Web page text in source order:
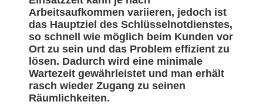
Arbeitsaufkommen variieren, jedoch ist
das Hauptziel des Schlüsselnotdienstes,
so schnell wie möglich beim Kunden vor
Ort zu sein und das Problem effizient zu
lösen. Dadurch wird eine minimale
Wartezeit gewährleistet und man erhält
rasch wieder Zugang zu seinen
Räumlichkeiten.